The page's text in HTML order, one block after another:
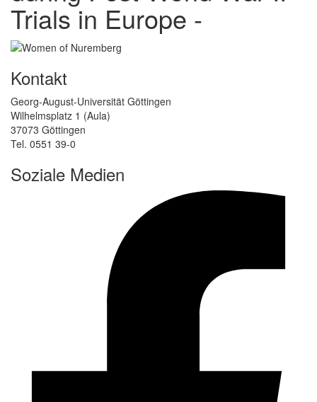
Trials in Europe -
Kontakt
Georg-August-Universität Göttingen
Wilhelmsplatz 1 (Aula)
37073 Göttingen
Tel. 0551 39-0
Soziale Medien